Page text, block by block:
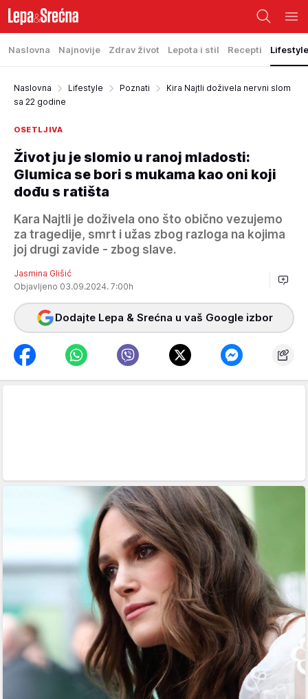
Naslovna Najnovije Zdrav život Lepota i stil Recepti Lifestyle
Naslovna Lifestyle Poznati
Kira Najtli doživela nervni slom
sa 22 godine
OSETLJIVA
Život ju je slomio u ranoj mladosti:
Glumica se bori s mukama kao oni koji
dođu s ratišta
Kara Najtli je doživela ono što obično vezujemo
za tragedije, smrt i užas zbog razloga na kojima
joj drugi zavide - zbog slave.
Jasmina Glišić
Objavljeno 03.09.2024. 7:00h
Dodajte Lepa & Srećna u vaš Google izbor